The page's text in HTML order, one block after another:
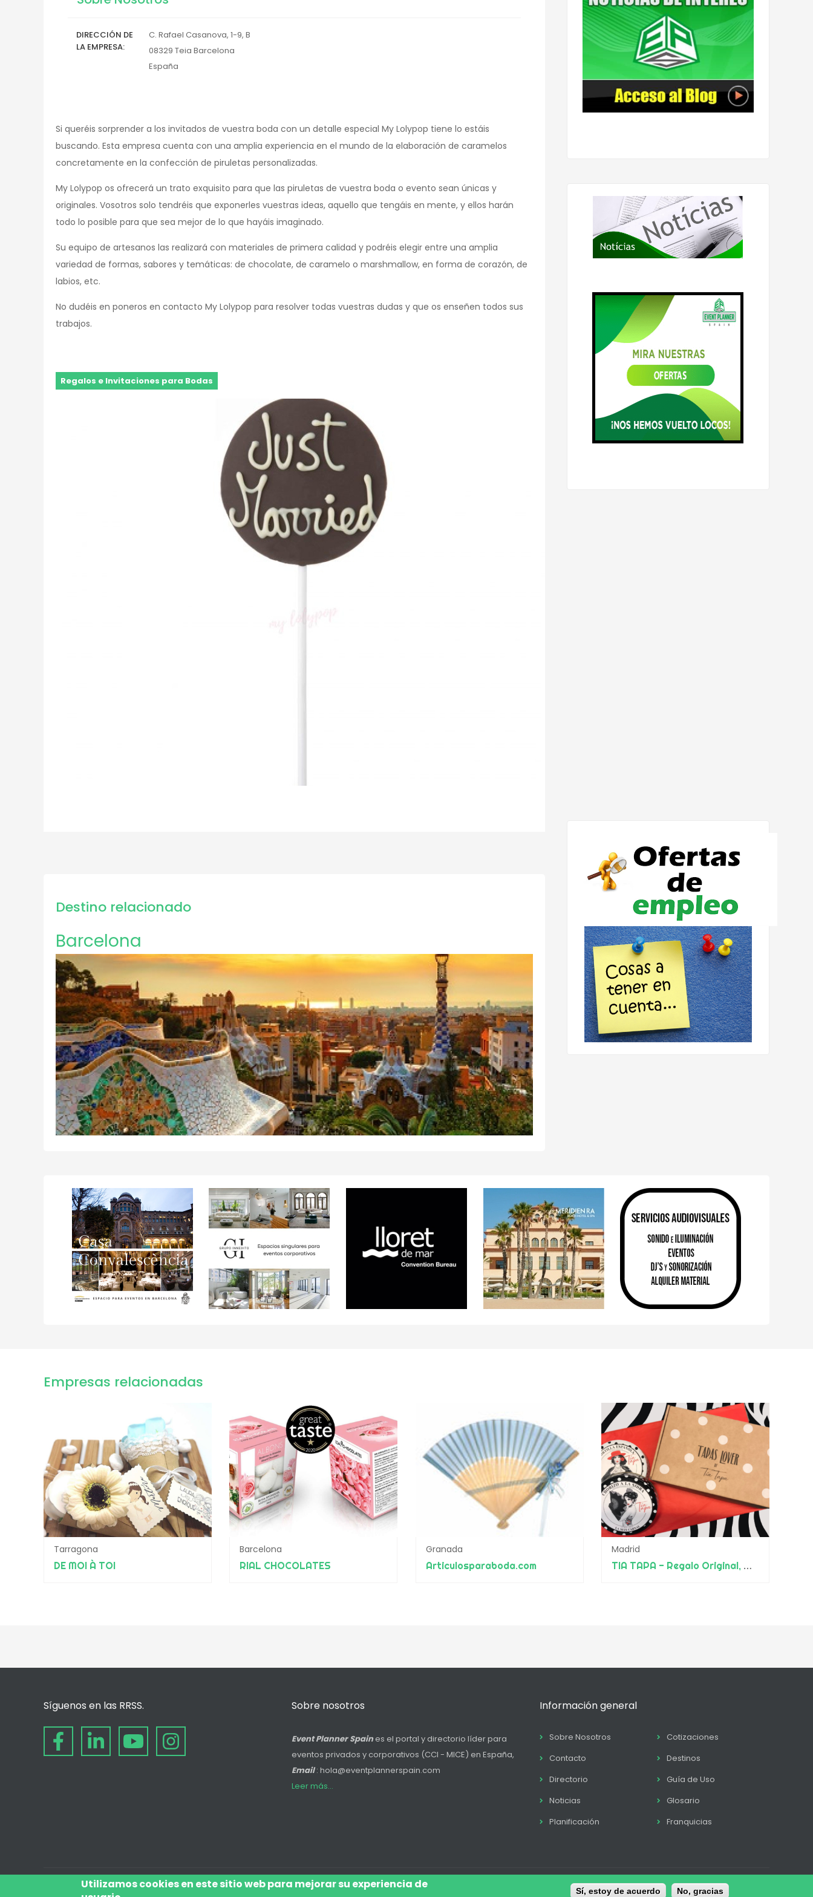
DIRECCIÓN DE
LA EMPRESA
C. Rafael Casanova, 1-9, B
08329 Teia Barcelona
España
Si queréis sorprender a los invitados de vuestra boda con un detalle especial My Lolypop tiene lo estáis
buscando. Esta empresa cuenta con una amplia experiencia en el mundo de la elaboración de caramelos
concretamente en la confección de piruletas personalizadas.
My Lolypop os ofrecerá un trato exquisito para que las piruletas de vuestra boda o evento sean únicas y
originales. Vosotros solo tendréis que exponerles vuestras ideas, aquello que tengáis en mente, y ellos harán
todo lo posible para que sea mejor de lo que hayáis imaginado.
Su equipo de artesanos las realizará con materiales de primera calidad y podréis elegir entre una amplia
variedad de formas, sabores y temáticas: de chocolate, de caramelo o marshmallow, en forma de corazón, de
labios, etc.
No dudéis en poneros en contacto My Lolypop para resolver todas vuestras dudas y que os enseñen todos sus
trabajos.
Regalos e Invitaciones para Bodas
Destino relacionado
Barcelona
Empresas relacionadas
Tarragona
DE MOI À TOI
Barcelona
RIAL CHOCOLATES
Granada
Articulosparaboda.com
Madrid
TIA TAPA - Regalo Original, Merchan, Amenities
Síguenos en las RRSS. Sobre nosotros
Event Planner Spaines el portal y directorio líder para
eventos privados y corporativos (CCI - MICE) en España,
Email: hola@eventplannerspain.com
Leer más...
Información general
Sobre Nosotros
Cotizaciones
Contacto
Destinos
Directorio
Guía de Uso
Noticias
Glosario
Planificación
Franquicias
Política de Cookies Términos y condiciones
Utilizamos cookies en este sitio web para mejorar su experiencia de
Sí, estoy de acuerdo No, gracias